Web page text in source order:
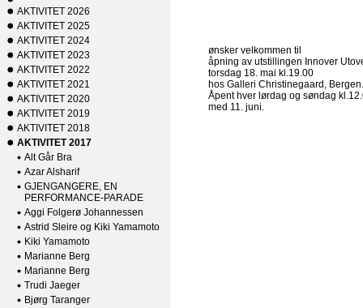
AKTIVITET 2026
AKTIVITET 2025
AKTIVITET 2024
AKTIVITET 2023
AKTIVITET 2022
AKTIVITET 2021
AKTIVITET 2020
AKTIVITET 2019
AKTIVITET 2018
AKTIVITET 2017
Alt Går Bra
Azar Alsharif
GJENGANGERE, EN
PERFORMANCE-PARADE
Aggi Folgerø Johannessen
Astrid Sleire og Kiki Yamamoto
Kiki Yamamoto
Marianne Berg
Marianne Berg
Trudi Jaeger
Bjørg Taranger
ønsker velkommen til
åpning av utstillingen Innover
torsdag 18. mai kl.19.00
hos Galleri Christinegaard, Bergen.
Åpent hver lørdag og søndag
med 11. juni.